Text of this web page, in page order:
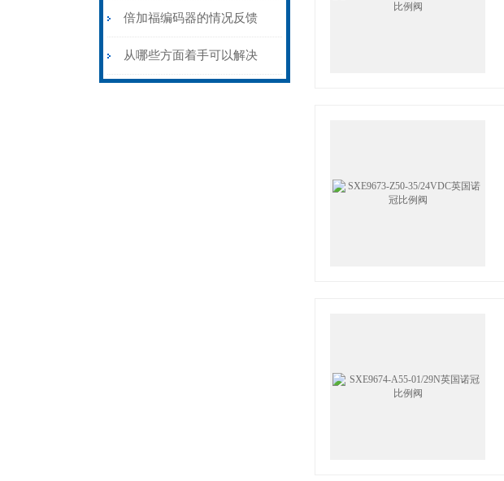
量调节
倍加福编码器的情况反馈
从哪些方面着手可以解决